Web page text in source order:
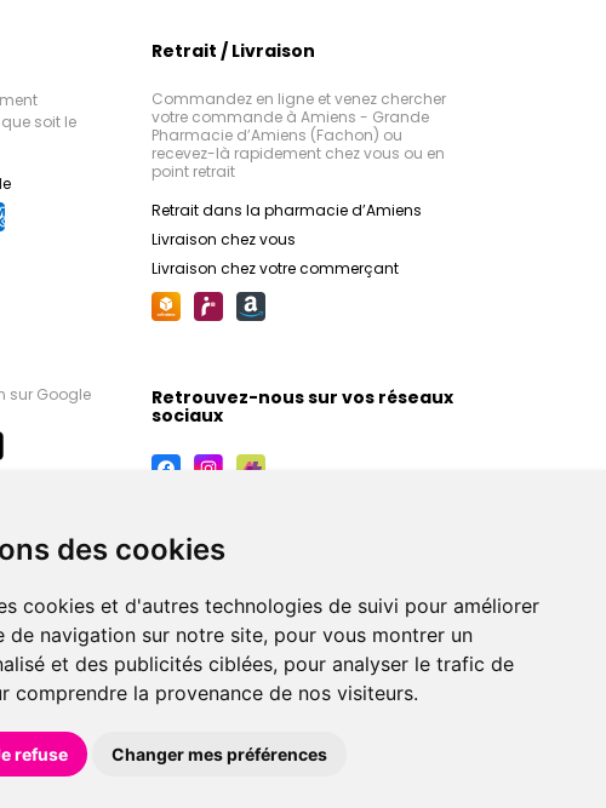
des cookies
cookies et d'autres technologies de suivi pour améliorer
de navigation sur notre site, pour vous montrer un
et des publicités ciblées, pour analyser le trafic de
comprendre la provenance de nos visiteurs.
refuse Changer mes préférences
soit le
sur Google
Retrait / Livraison
Commandez en ligne et venez chercher
votre commande à Amiens - Grande
Pharmacie d’Amiens (Fachon) ou
recevez-là rapidement chez vous ou en
point retrait
Retrait dans la pharmacie d’Amiens
Livraison chez vous
Livraison chez votre commerçant
Retrouvez-nous sur vos réseaux
sociaux
orthopédiques, homéopathiques,
références en pharmacie, parapharmacie, diététique et